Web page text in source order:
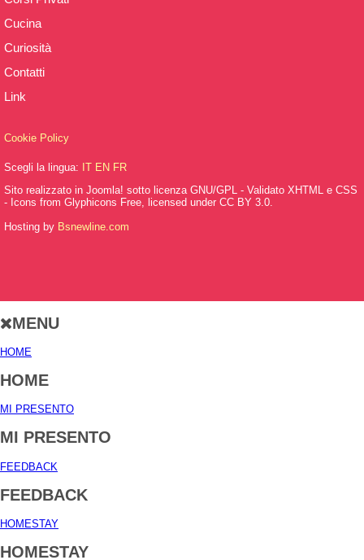
Cucina
Curiosità
Contatti
Link
Cookie Policy
Scegli la lingua: IT EN FR
Sito realizzato in Joomla! sotto licenza GNU/GPL - Validato XHTML e CSS
- Icons from Glyphicons Free, licensed under CC BY 3.0.
Hosting by Bsnewline.com
MENU
HOME
HOME
MI PRESENTO
MI PRESENTO
FEEDBACK
FEEDBACK
HOMESTAY
HOMESTAY